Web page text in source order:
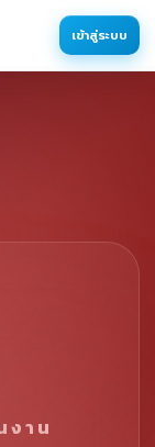
เข้าสู่ระบบ
งาน